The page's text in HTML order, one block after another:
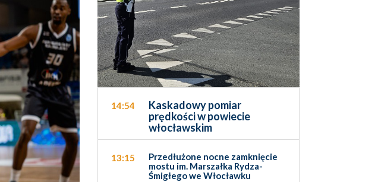
14:54
Kaskadowy pomiar
prędkości w powiecie
włocławskim
13:15
Przedłużone nocne zamknięcie
mostu im. Marszałka Rydza-
Śmigłego we Włocławku